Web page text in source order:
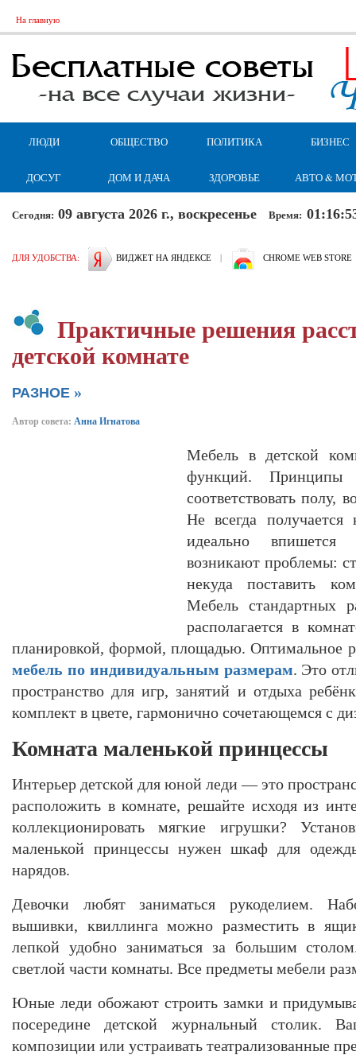
На главную
ЛЮДИ ОБЩЕСТВО ПОЛИТИКА БИЗНЕС
ДОСУГ ДОМ И ДАЧА ЗДОРОВЬЕ АВТО &
Сегодня: 09 августа 2026 г., воскресенье Время:
ДЛЯ УДОБСТВА: ВИДЖЕТ НА ЯНДЕКСЕ | CHROME WEB STORE
Практичные решения
детской комнате
РАЗНОЕ »
Автор совета: Анна Игнатова
Мебель в детской
функций. Принципы
соответствовать полу,
Не всегда получается
идеально впишется
возникают проблемы:
некуда поставить
Мебель стандартных
располагается в
планировкой, формой, площадью. Оптимальное
мебель по индивидуальным размерам. Это
пространство для игр, занятий и отдыха
комплект в цвете, гармонично сочетающемся с
Комната маленькой принцессы
Интерьер детской для юной леди — это
расположить в комнате, решайте исходя из
коллекционировать мягкие игрушки?
маленькой принцессы нужен шкаф для
нарядов.
Девочки любят заниматься рукоделием.
вышивки, квиллинга можно разместить в
лепкой удобно заниматься за большим
светлой части комнаты. Все предметы мебели
Юные леди обожают строить замки и
посередине детской журнальный столик.
композиции или устраивать театрализованные